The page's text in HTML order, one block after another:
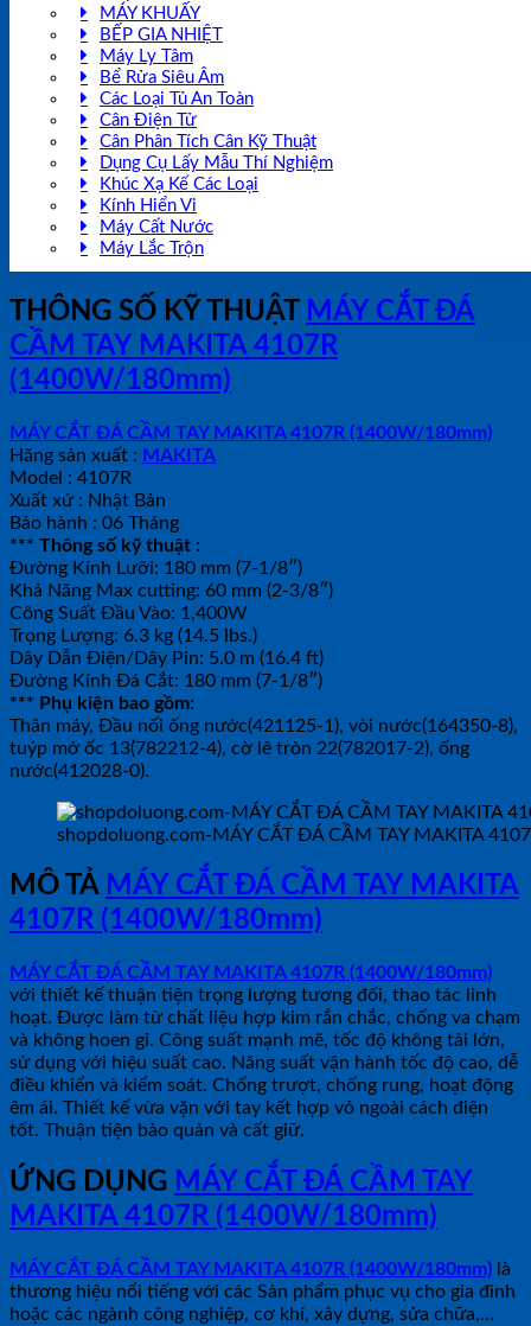
MÁY KHUẤY
BẾP GIA NHIỆT
Máy Ly Tâm
Bể Rửa Siêu Âm
Các Loại Tủ An Toàn
Cân Điện Tử
Cân Phân Tích Cân Kỹ Thuật
Dụng Cụ Lấy Mẫu Thí Nghiệm
Khúc Xạ Kế Các Loại
Kính Hiển Vi
Máy Cất Nước
Máy Lắc Trộn
THÔNG SỐ KỸ THUẬT MÁY CẮT ĐÁ
CẦM TAY MAKITA 4107R
(1400W/180mm)
MÁY CẮT ĐÁ CẦM TAY MAKITA 4107R (1400W/180mm)
Hãng sản xuất : MAKITA
Model : 4107R
Xuất xứ : Nhật Bản
Bảo hành : 06 Tháng
*** Thông số kỹ thuật :
Đường Kính Lưỡi: 180 mm (7-1/8″)
Khả Năng Max cutting: 60 mm (2-3/8″)
Công Suất Đầu Vào: 1,400W
Trọng Lượng: 6.3 kg (14.5 lbs.)
Dây Dẫn Điện/Dây Pin: 5.0 m (16.4 ft)
Đường Kính Đá Cắt: 180 mm (7-1/8″)
*** Phụ kiện bao gồm:
Thân máy, Đầu nối ống nước(421125-1), vòi nước(164350-8),
tuýp mở ốc 13(782212-4), cờ lê tròn 22(782017-2), ống
nước(412028-0).
shopdoluong.com-MÁY CẮT ĐÁ CẦM TAY MAKITA
MÔ TẢ MÁY CẮT ĐÁ CẦM TAY MAKITA
4107R (1400W/180mm)
MÁY CẮT ĐÁ CẦM TAY MAKITA 4107R (1400W/180mm)
với thiết kế thuận tiện trọng lượng tương đối, thao tác linh
hoạt. Được làm từ chất liệu hợp kim rắn chắc, chống va chạm
và không hoen gỉ. Công suất mạnh mẽ, tốc độ không tải lớn,
sử dụng với hiệu suất cao. Năng suất vận hành tốc độ cao, dễ
điều khiển và kiểm soát. Chống trượt, chống rung, hoạt động
êm ái. Thiết kế vừa vặn với tay kết hợp vỏ ngoài cách điện
tốt. Thuận tiện bảo quản và cất giữ.
ỨNG DỤNG MÁY CẮT ĐÁ CẦM TAY
MAKITA 4107R (1400W/180mm)
MÁY CẮT ĐÁ CẦM TAY MAKITA 4107R (1400W/180mm) là
thương hiệu nổi tiếng với các Sản phẩm phục vụ cho gia đình
hoặc các ngành công nghiệp, cơ khí, xây dựng, sửa chữa,…